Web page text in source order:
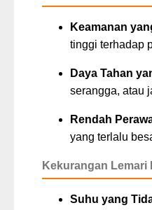
Keamanan
tinggi terhadap
Daya Tahan
serangga, atau
Rendah
yang terlalu
Kekurangan Lemari
Suhu yang